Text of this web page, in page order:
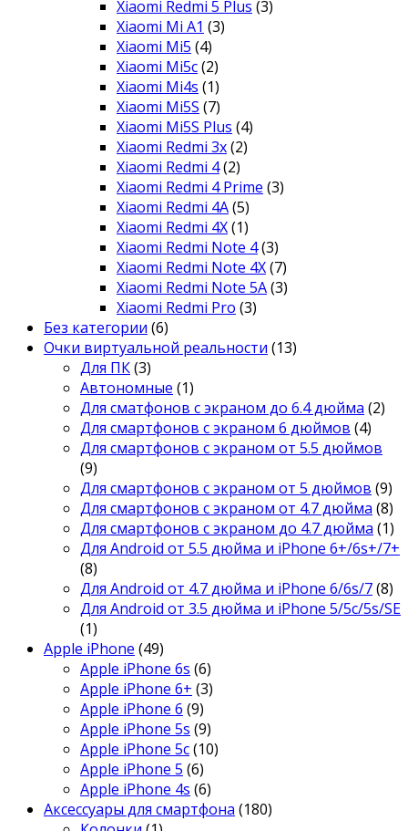
Xiaomi Redmi 5 Plus (3)
Xiaomi Mi A1 (3)
Xiaomi Mi5 (4)
Xiaomi Mi5c(2)
Xiaomi Mi4s (1)
Xiaomi Mi5S (7)
Xiaomi Mi5S Plus (4)
Xiaomi Redmi 3x(2)
Xiaomi Redmi 4(2)
Xiaomi Redmi 4 Prime (3)
Xiaomi Redmi 4A(5)
Xiaomi Redmi 4X(1)
Xiaomi Redmi Note 4(3)
Xiaomi Redmi Note 4X(7)
Xiaomi Redmi Note 5A(3)
Xiaomi Redmi Pro (3)
Без категории (6)
Очки виртуальной реальности (13)
Для ПК(3)
Автономные (1)
Для сматфонов с экраном до 6.4 дюйма (2)
Для смартфонов с экраном 6 дюймов (4)
Для смартфонов с экраном от 5.5 дюймов
(9)
Для смартфонов с экраном от 5 дюймов (9)
Для смартфонов с экраном от 4.7 дюйма (8)
Для смартфонов с экраном до 4.7 дюйма (1)
Для Android от 5.5 дюйма и iPhone 6+/6s+/7+
(8)
Для Android от 4.7 дюйма и iPhone 6/6s/7(8)
Для Android от 3.5 дюйма и iPhone 5/5c/5s/SE
(1)
Apple iPhone (49)
Apple iPhone 6s (6)
Apple iPhone 6+ (3)
Apple iPhone 6 (9)
Apple iPhone 5s (9)
Apple iPhone 5c(10)
Apple iPhone 5 (6)
Apple iPhone 4s (6)
Аксессуары для смартфона (180)